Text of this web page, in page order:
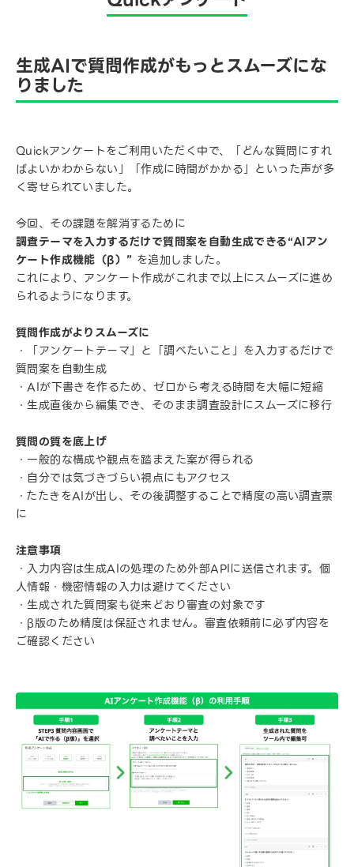
生成AIで質問作成がもっとスムーズにな
りました
Quickアンケートをご利用いただく中で、「どんな質問にすれ
ばよいかわからない」「作成に時間がかかる」といった声が多
く寄せられていました。
今回、その課題を解消するために
調査テーマを入力するだけで質問案を自動生成できる“AIアン
ケート作成機能（β）” を追加しました。
これにより、アンケート作成がこれまで以上にスムーズに進め
られるようになります。
質問作成がよりスムーズに
・「アンケートテーマ」と「調べたいこと」を入力するだけで
質問案を自動生成
・AIが下書きを作るため、ゼロから考える時間を大幅に短縮
・生成直後から編集でき、そのまま調査設計にスムーズに移行
質問の質を底上げ
・一般的な構成や観点を踏まえた案が得られる
・自分では気づきづらい視点にもアクセス
・たたきをAIが出し、その後調整することで精度の高い調査票
に
注意事項
・入力内容は生成AIの処理のため外部APIに送信されます。個
人情報・機密情報の入力は避けてください
・生成された質問案も従来どおり審査の対象です
・β版のため精度は保証されません。審査依頼前に必ず内容を
ご確認ください